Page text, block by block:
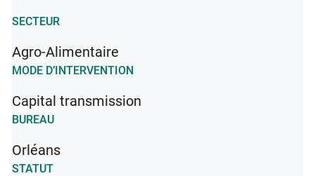
SECTEUR
Agro-Alimentaire
MODE D’INTERVENTION
Capital transmission
BUREAU
Orléans
STATUT